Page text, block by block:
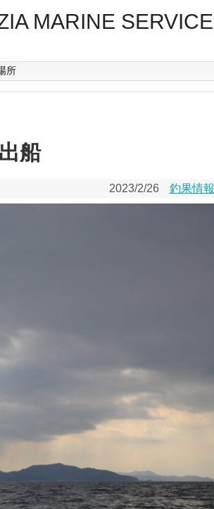
MARINE SERVICE
所
船
2023/2/26 釣果情報